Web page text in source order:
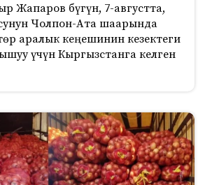
Жапаров бүгүн, 7-августта,
Чолпон-Ата шаарында
аралык кеңешинин кезектеги
үчүн Кыргызстанга келген